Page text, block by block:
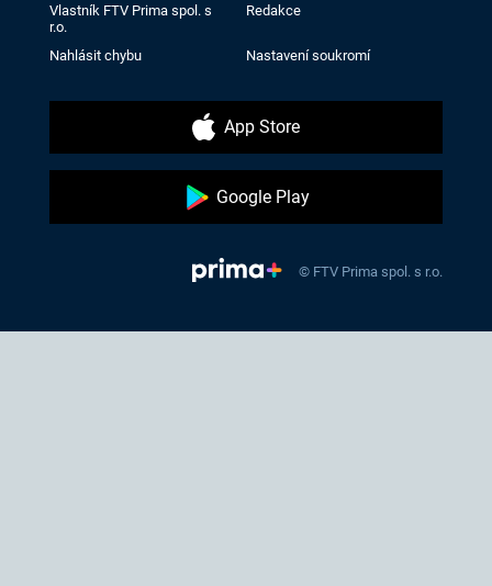
Vlastník FTV Prima spol. s
r.o.
Redakce
Nahlásit chybu Nastavení soukromí
App Store
Google Play
© FTV Prima spol. s r.o.